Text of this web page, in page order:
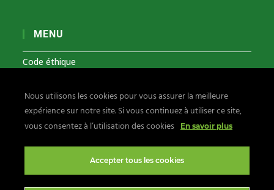
MENU
Code éthique
Signalements lanceurs d’alerte
Confidentialité et cookies
Suivez-nous sur:
Nous utilisons les cookies pour vous assurer la meilleure
expérience sur notre site. Si vous continuez à utiliser ce site,
vous consentez à l’utilisation des cookies
En savoir plus
Accepter tous les cookies